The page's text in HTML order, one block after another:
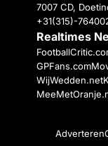
7007 CD,
+31(315)-
Realtimes
GPFans.com
WijWedden.net
Adverteren